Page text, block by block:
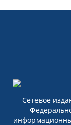
Сетевое